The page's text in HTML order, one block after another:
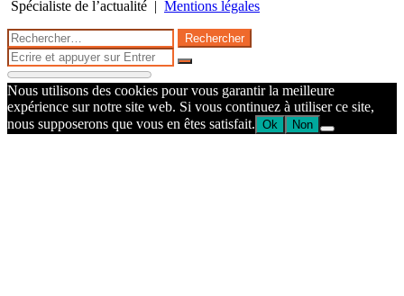
Spécialiste de l’actualité | Mentions légales
Facebook
Twitter
WhatsApp
Telegram
Bouton
retour
en
haut
de
la
page
Fermer
Rechercher :
Fermer
Rechercher
Nous utilisons des cookies pour vous garantir la meilleure
expérience sur notre site web. Si vous continuez à utiliser ce site,
nous supposerons que vous en êtes satisfait. Ok Non